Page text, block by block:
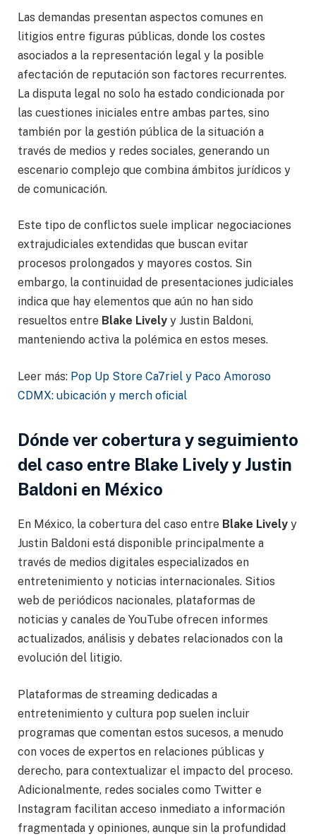
Las demandas presentan aspectos comunes en
litigios entre figuras públicas, donde los costes
asociados a la representación legal y la posible
afectación de reputación son factores recurrentes.
La disputa legal no solo ha estado condicionada por
las cuestiones iniciales entre ambas partes, sino
también por la gestión pública de la situación a
través de medios y redes sociales, generando un
escenario complejo que combina ámbitos jurídicos y
de comunicación.
Este tipo de conflictos suele implicar negociaciones
extrajudiciales extendidas que buscan evitar
procesos prolongados y mayores costos. Sin
embargo, la continuidad de presentaciones judiciales
indica que hay elementos que aún no han sido
resueltos entre Blake Lively y Justin Baldoni,
manteniendo activa la polémica en estos meses.
Leer más: Pop Up Store Ca7riel y Paco Amoroso
CDMX: ubicación y merch oficial
Dónde ver cobertura y seguimiento
del caso entre Blake Lively y Justin
Baldoni en México
En México, la cobertura del caso entre Blake Lively y
Justin Baldoni está disponible principalmente a
través de medios digitales especializados en
entretenimiento y noticias internacionales. Sitios
web de periódicos nacionales, plataformas de
noticias y canales de YouTube ofrecen informes
actualizados, análisis y debates relacionados con la
evolución del litigio.
Plataformas de streaming dedicadas a
entretenimiento y cultura pop suelen incluir
programas que comentan estos sucesos, a menudo
con voces de expertos en relaciones públicas y
derecho, para contextualizar el impacto del proceso.
Adicionalmente, redes sociales como Twitter e
Instagram facilitan acceso inmediato a información
fragmentada y opiniones, aunque sin la profundidad